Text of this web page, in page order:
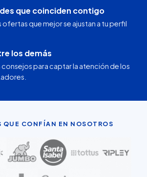
que coinciden contigo
ofertas que mejor se ajustan a tu perfil
los demás
para captar la atención de los
QUE CONFÍAN EN NOSOTROS